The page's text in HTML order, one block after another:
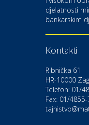
Kultura i
Kazalište
Moda i ljepota
Gastro
Hotel
djelatnosti
bankarskim
Kontakti
Ribnička 61
HR-10000
Telefon: 01/
Fax: 01/